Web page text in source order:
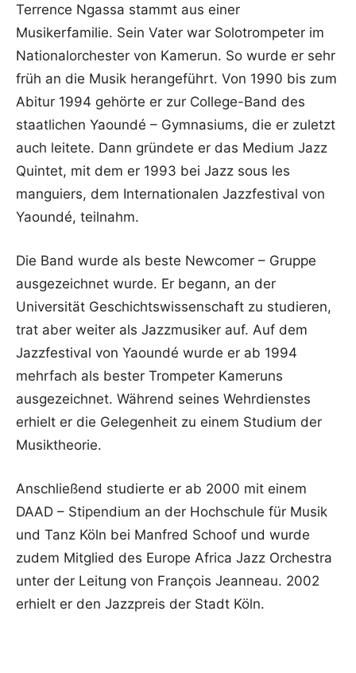
Terrence Ngassa stammt aus einer
Musikerfamilie. Sein Vater war Solotrompeter im
Nationalorchester von Kamerun. So wurde er sehr
früh an die Musik herangeführt. Von 1990 bis zum
Abitur 1994 gehörte er zur College-Band des
staatlichen Yaoundé – Gymnasiums, die er zuletzt
auch leitete. Dann gründete er das Medium Jazz
Quintet, mit dem er 1993 bei Jazz sous les
manguiers, dem Internationalen Jazzfestival von
Yaoundé, teilnahm.
Die Band wurde als beste Newcomer – Gruppe
ausgezeichnet wurde. Er begann, an der
Universität Geschichtswissenschaft zu studieren,
trat aber weiter als Jazzmusiker auf. Auf dem
Jazzfestival von Yaoundé wurde er ab 1994
mehrfach als bester Trompeter Kameruns
ausgezeichnet. Während seines Wehrdienstes
erhielt er die Gelegenheit zu einem Studium der
Musiktheorie.
Anschließend studierte er ab 2000 mit einem
DAAD – Stipendium an der Hochschule für Musik
und Tanz Köln bei Manfred Schoof und wurde
zudem Mitglied des Europe Africa Jazz Orchestra
unter der Leitung von François Jeanneau. 2002
erhielt er den Jazzpreis der Stadt Köln.